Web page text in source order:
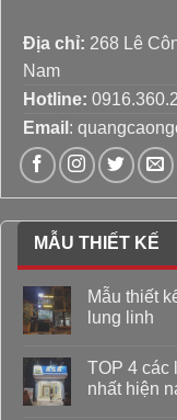
Địa chỉ: 268 Lê
Nam
Hotline:
Email :
MẪU THIẾT KẾ
Mẫu thiết
lung linh
TOP 4 các
nhất hiện